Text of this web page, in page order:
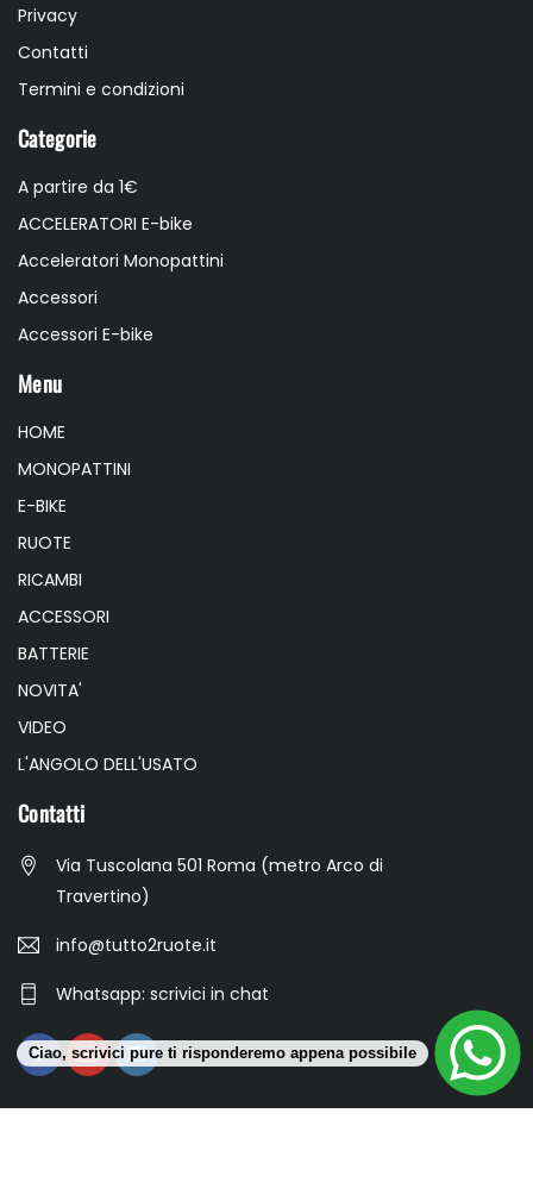
Privacy
Contatti
Termini e condizioni
Categorie
A partire da 1€
ACCELERATORI E-bike
Acceleratori Monopattini
Accessori
Accessori E-bike
Menu
HOME
MONOPATTINI
E-BIKE
RUOTE
RICAMBI
ACCESSORI
BATTERIE
NOVITA'
VIDEO
L'ANGOLO DELL'USATO
Contatti
Via Tuscolana 501 Roma (metro Arco di
Travertino)
info@tutto2ruote.it
Whatsapp: scrivici in chat
Ciao, scrivici pure ti risponderemo appena possibile